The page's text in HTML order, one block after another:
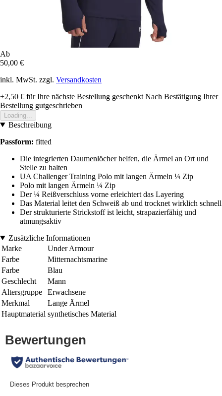
Ab
50,00 €
inkl. MwSt. zzgl. Versandkosten
+2,50 € für Ihre nächste Bestellung geschenkt Nach Bestätigung Ihrer
Bestellung gutgeschrieben
Loading...
Beschreibung
Passform: fitted
Die integrierten Daumenlöcher helfen, die Ärmel an Ort und
Stelle zu halten
UA Challenger Training Polo mit langen Ärmeln ¼ Zip
Polo mit langen Ärmeln ¼ Zip
Der ¼ Reißverschluss vorne erleichtert das Layering
Das Material leitet den Schweiß ab und trocknet wirklich schnell
Der strukturierte Strickstoff ist leicht, strapazierfähig und
atmungsaktiv
Zusätzliche Informationen
Marke
Under Armour
Farbe
Mitternachtsmarine
Farbe
Blau
Geschlecht
Mann
Altersgruppe
Erwachsene
Merkmal
Lange Ärmel
Hauptmaterial synthetisches Material